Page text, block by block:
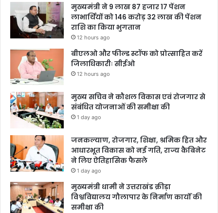
मुख्यमंत्री ने 9 लाख 87 हजार 17 पेंशन
लाभार्थियों को 146 करोड़ 32 लाख की पेंशन
राशि का किया भुगतान
12 hours ago
बीएलओ और फील्ड स्टॉफ को प्रोत्साहित करें
जिलाधिकारीः सीईओ
12 hours ago
मुख्य सचिव ने कौशल विकास एवं रोजगार से
संबंधित योजनाओं की समीक्षा की
1 day ago
जनकल्याण, रोजगार, शिक्षा, श्रमिक हित और
आधारभूत विकास को नई गति, राज्य कैबिनेट
ने लिए ऐतिहासिक फैसले
1 day ago
मुख्यमंत्री धामी ने उत्तराखंड क्रीड़ा
विश्वविद्यालय गौलापार के निर्माण कार्यों की
समीक्षा की